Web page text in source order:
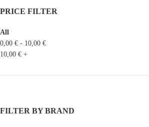
PRICE FILTER
All
0,00 € - 10,00 €
10,00 € +
FILTER BY BRAND